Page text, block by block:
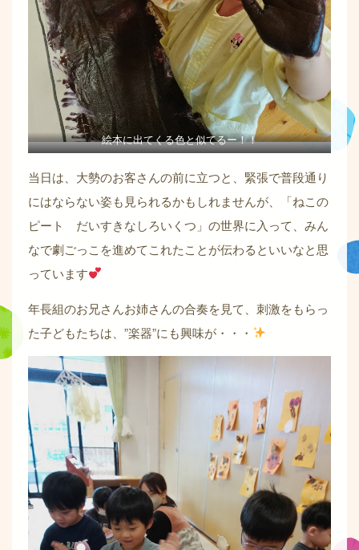
絵本に出てくる色と似てるー！！
当日は、大勢のお客さんの前に立つと、緊張で普段通り
にはならない姿も見られるかもしれませんが、「ねこの
ピート だいすきなしろいくつ」の世界に入って、みん
なで劇ごっこを進めてこれたことが伝わるといいなと思
っています
年長組のお兄さんお姉さんの合奏を見て、刺激をもらっ
た子どもたちは、”楽器”にも興味が・・・